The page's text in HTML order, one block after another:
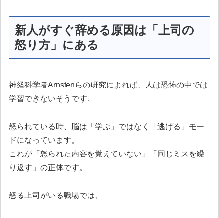
新人がすぐ辞める原因は「上司の
怒り方」にある
神経科学者Arnstenらの研究によれば、人は恐怖の中では
学習できないそうです。
怒られている時、脳は「学ぶ」ではなく「逃げる」モー
ドになっています。
これが「怒られた内容を覚えていない」「同じミスを繰
り返す」の正体です。
怒る上司がいる職場では、